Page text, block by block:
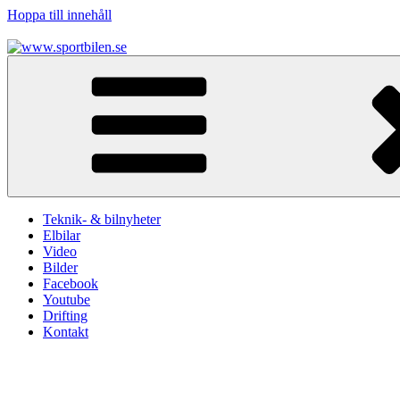
Hoppa till innehåll
www.sportbilen.se
Teknik- & bilnyheter
Elbilar
Video
Bilder
Facebook
Youtube
Drifting
Kontakt